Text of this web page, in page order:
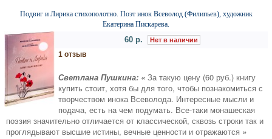
Подвиг и Лирика стихополотно. Поэт инок Всеволод (Филипьев), художник
Екатерина Пискарева.
60 р. Нет в наличии
1 отзыв
Светлана Пушкина: « За такую цену (60 руб.) книгу
купить стоит, хотя бы для того, чтобы познакомиться с
творчеством инока Всеволода. Интересные мысли и
подача, есть на чем подумать. Все-таки монашеская
поэзия значительно отличается от классической, сквозь строки так и
проглядывают высшие истины, вечные ценности и отражаются »